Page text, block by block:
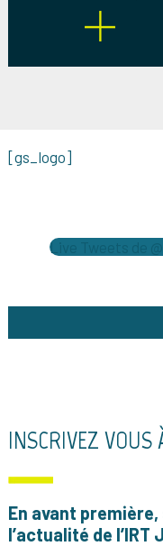
[gs_logo]
Live Tweets de
INSCRIVEZ VOUS
En avant
l’actualité de l’IRT